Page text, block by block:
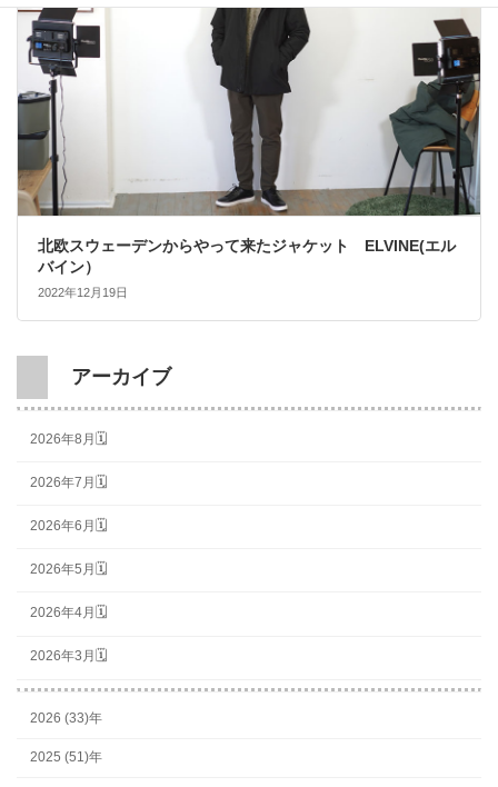
北欧スウェーデンからやって来たジャケット ELVINE(エル
バイン）
2022年12月19日
アーカイブ
2026年8月🗓
2026年7月🗓
2026年6月🗓
2026年5月🗓
2026年4月🗓
2026年3月🗓
2026 (33)年
2025 (51)年